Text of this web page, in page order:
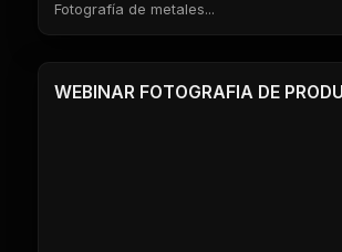
Fotografía de metales...